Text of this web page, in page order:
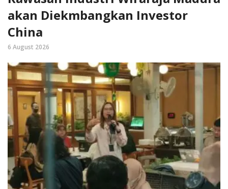
akan Diekmbangkan Investor
China
6 August 2026